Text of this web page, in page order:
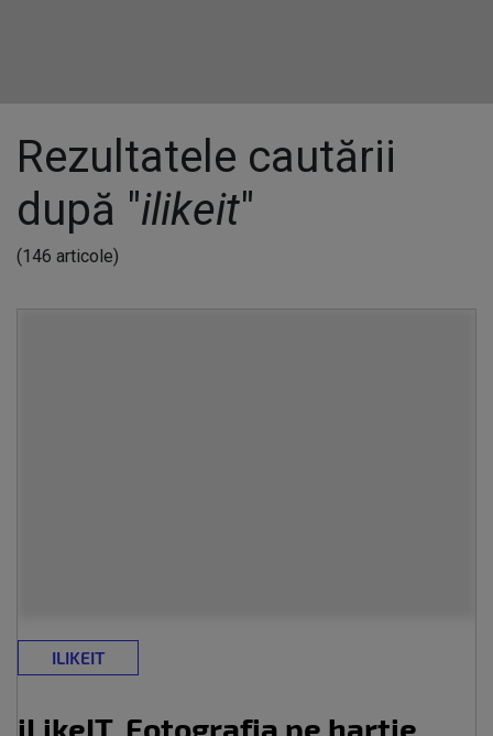
Rezultatele cautării
după "ilikeit"
(146 articole)
ILIKEIT
iLikeIT. Fotografia pe hartie